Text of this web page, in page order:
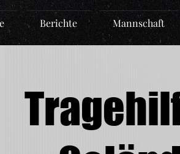
Berichte Mannschaft